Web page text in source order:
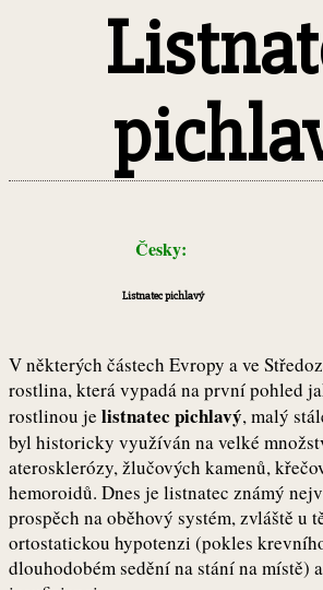
Česky:
Listnatec pichlavý
V některých částech Evropy a ve
rostlina, která vypadá na první pohled
rostlinou je listnatec pichlavý, malý
byl historicky využíván na velké
aterosklerózy, žlučových kamenů,
hemoroidů. Dnes je listnatec známý
prospěch na oběhový systém, zvláště u
ortostatickou hypotenzi (pokles
dlouhodobém sedění na stání na místě)